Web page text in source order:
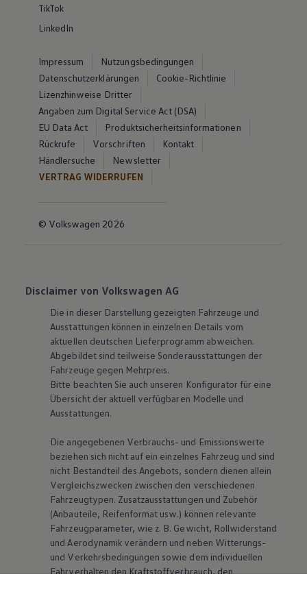
TikTok
LinkedIn
Impressum
Nutzungsbedingungen
Datenschutzerklärungen
Cookie-Richtlinie
Lizenzhinweise Dritter
Angaben zum Digital Service Act (DSA)
EU Data Act
Produktsicherheitsinformationen
Rückrufe
Vorschriften
Kontakt
Händlersuche
Newsletter
VERTRAG WIDERRUFEN
© Volkswagen 2026
Disclaimer von Volkswagen AG
Die in dieser Darstellung gezeigten Fahrzeuge und
Ausstattungen können in einzelnen Details vom
aktuellen deutschen Lieferprogramm abweichen.
Abgebildet sind teilweise Sonderausstattungen der
Fahrzeuge gegen Mehrpreis.
Bitte beachten Sie auch unseren Konfigurator für eine
Übersicht der aktuell verfügbaren Modelle und
Ausstattungen.
Die angegebenen Verbrauchs- und Emissionswerte
beziehen sich nicht auf ein einzelnes Fahrzeug und sind
nicht Bestandteil des Angebots, sondern dienen allein
Vergleichszwecken zwischen den verschiedenen
Fahrzeugtypen. Zusatzausstattungen und Zubehör
(Anbauteile, Reifenformat usw.) können relevante
Fahrzeugparameter, wie z. B. Gewicht, Rollwiderstand
und Aerodynamik verändern und neben Witterungs-
und Verkehrsbedingungen sowie dem individuellen
Fahrverhalten den Kraftstoffverbrauch, den